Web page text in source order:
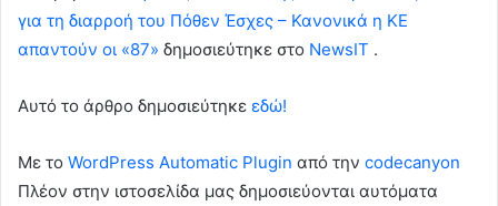
για τη διαρροή του Πόθεν Έσχες – Κανονικά η ΚΕ
απαντούν οι «87» δημοσιεύτηκε στο NewsIT .
Αυτό το άρθρο δημοσιεύτηκε εδώ!
Με το WordPress Automatic Plugin από την codecanyon
Πλέον στην ιστοσελίδα μας δημοσιεύονται αυτόματα